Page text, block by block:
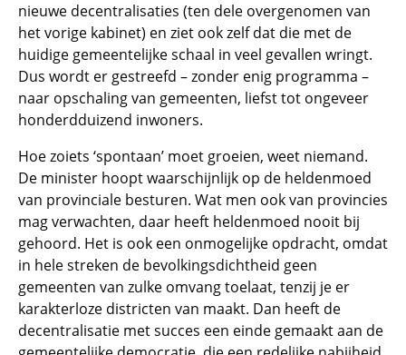
nieuwe decentralisaties (ten dele overgenomen van
het vorige kabinet) en ziet ook zelf dat die met de
huidige gemeentelijke schaal in veel gevallen wringt.
Dus wordt er gestreefd – zonder enig programma –
naar opschaling van gemeenten, liefst tot ongeveer
honderdduizend inwoners.
Hoe zoiets ‘spontaan’ moet groeien, weet niemand.
De minister hoopt waarschijnlijk op de heldenmoed
van provinciale besturen. Wat men ook van provincies
mag verwachten, daar heeft heldenmoed nooit bij
gehoord. Het is ook een onmogelijke opdracht, omdat
in hele streken de bevolkingsdichtheid geen
gemeenten van zulke omvang toelaat, tenzij je er
karakterloze districten van maakt. Dan heeft de
decentralisatie met succes een einde gemaakt aan de